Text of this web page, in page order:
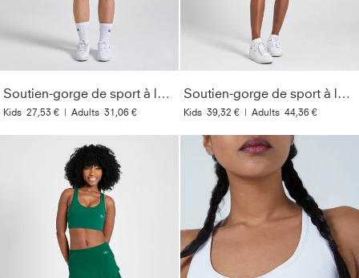
Soutien-gorge de sport à larges bretelles, bleu cyan
Kids 27,53 € | Adults 31,06 €
Soutien-gorge de sport à larges bretelles, rose berry
Kids 39,32 € | Adults 44,36 €